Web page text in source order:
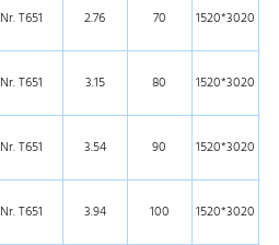
Nr. T651 2.76 70 1520*3020
Nr. T651 3.15 80 1520*3020
Nr. T651 3.54 90 1520*3020
Nr. T651 3.94 100 1520*3020